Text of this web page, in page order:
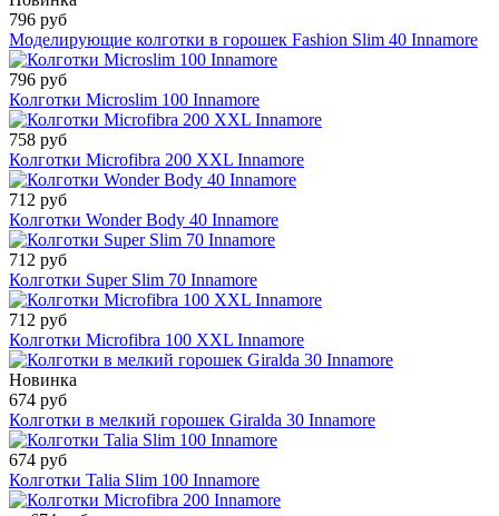
796 руб
Моделирующие колготки в горошек Fashion Slim 40 Innamore
796 руб
Колготки Microslim 100 Innamore
758 руб
Колготки Microfibra 200 XXL Innamore
712 руб
Колготки Wonder Body 40 Innamore
712 руб
Колготки Super Slim 70 Innamore
712 руб
Колготки Microfibra 100 XXL Innamore
Новинка
674 руб
Колготки в мелкий горошек Giralda 30 Innamore
674 руб
Колготки Talia Slim 100 Innamore